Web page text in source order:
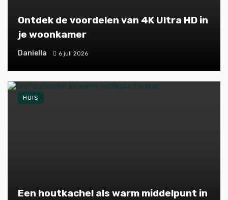
Ontdek de voordelen van 4K Ultra HD in
je woonkamer
Daniella 6 juli 2026
Een houtkachel als warm middelpunt in
HUIS